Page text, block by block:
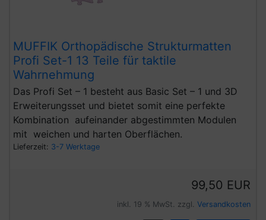
MUFFIK Orthopädische Strukturmatten
Profi Set-1 13 Teile für taktile
Wahrnehmung
Das Profi Set – 1 besteht aus Basic Set – 1 und 3D
Erweiterungsset und bietet somit eine perfekte
Kombination aufeinander abgestimmten Modulen
mit weichen und harten Oberflächen.
Lieferzeit: 3-7 Werktage
99,50 EUR
inkl. 19 % MwSt. zzgl. Versandkosten